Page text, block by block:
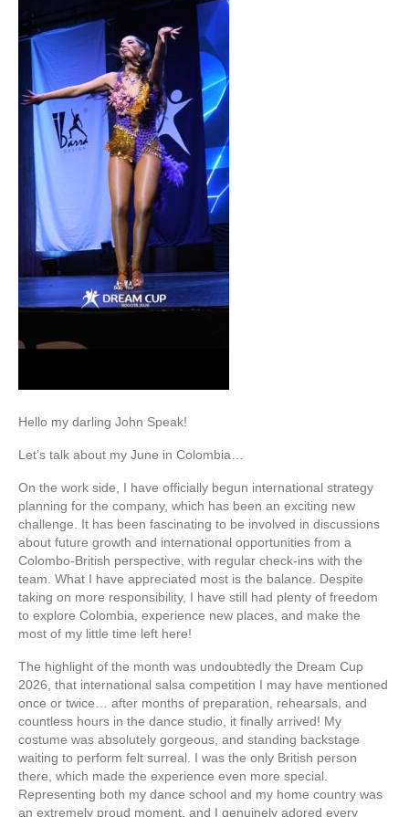
Hello my darling John Speak!
Let’s talk about my June in Colombia…
On the work side, I have officially begun international strategy
planning for the company, which has been an exciting new
challenge. It has been fascinating to be involved in discussions
about future growth and international opportunities from a
Colombo-British perspective, with regular check-ins with the
team. What I have appreciated most is the balance. Despite
taking on more responsibility, I have still had plenty of freedom
to explore Colombia, experience new places, and make the
most of my little time left here!
The highlight of the month was undoubtedly the Dream Cup
2026, that international salsa competition I may have mentioned
once or twice… after months of preparation, rehearsals, and
countless hours in the dance studio, it finally arrived! My
costume was absolutely gorgeous, and standing backstage
waiting to perform felt surreal. I was the only British person
there, which made the experience even more special.
Representing both my dance school and my home country was
an extremely proud moment, and I genuinely adored every